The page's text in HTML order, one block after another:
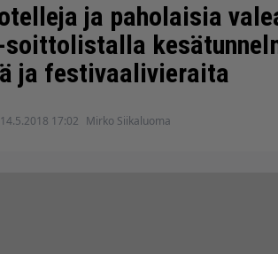
ja paholaisia
ja festivaalivieraita
14.5.2018 17:02 Mirko Siikaluoma